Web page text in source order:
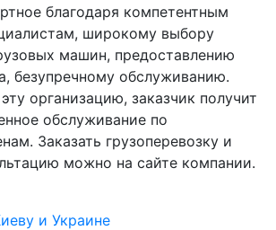
благодаря компетентным
широкому выбору
машин, предоставлению
безупречному обслуживанию.
организацию, заказчик получит
обслуживание по
Заказать грузоперевозку и
можно на сайте компании.
и Украине